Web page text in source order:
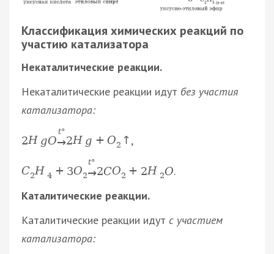
Классификация химических реакций по
участию катализатора
Некаталитические реакции.
Некаталитические реакции идут без участия
катализатора:
2H gO
t°
→2H g + O2 ↑ ,
C2H 4 + 3O2
t°
→2CO2 + 2H 2O.
Каталитические реакции.
Каталитические реакции идут с участием
катализатора: